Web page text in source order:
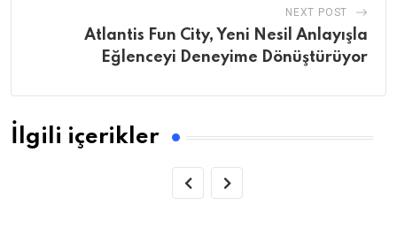
NEXT POST
Atlantis Fun City, Yeni Nesil Anlayışla
Eğlenceyi Deneyime Dönüştürüyor
İlgili içerikler